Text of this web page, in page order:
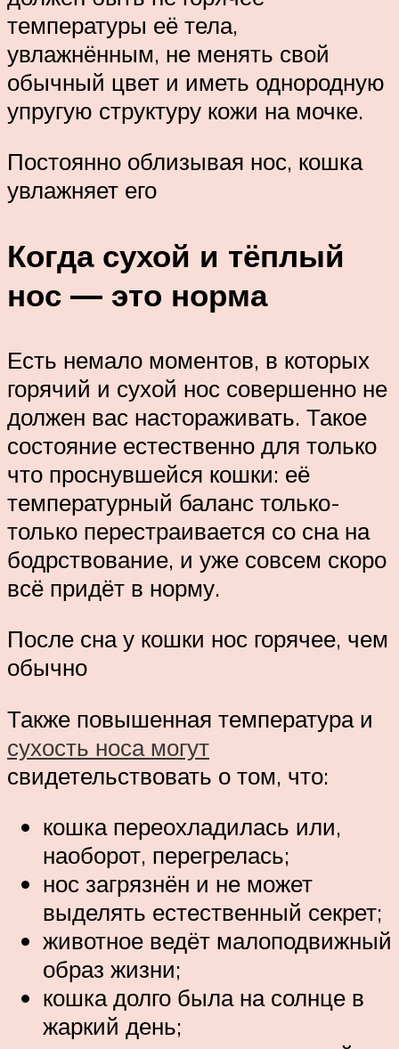
температуры её тела,
увлажнённым, не менять свой
обычный цвет и иметь однородную
упругую структуру кожи на мочке.
Постоянно облизывая нос, кошка
увлажняет его
Когда сухой и тёплый
нос — это норма
Есть немало моментов, в которых
горячий и сухой нос совершенно не
должен вас настораживать. Такое
состояние естественно для только
что проснувшейся кошки: её
температурный баланс только-
только перестраивается со сна на
бодрствование, и уже совсем скоро
всё придёт в норму.
После сна у кошки нос горячее, чем
обычно
Также повышенная температура и
сухость носа могут
свидетельствовать о том, что:
кошка переохладилась или,
наоборот, перегрелась;
нос загрязнён и не может
выделять естественный секрет;
животное ведёт малоподвижный
образ жизни;
кошка долго была на солнце в
жаркий день;